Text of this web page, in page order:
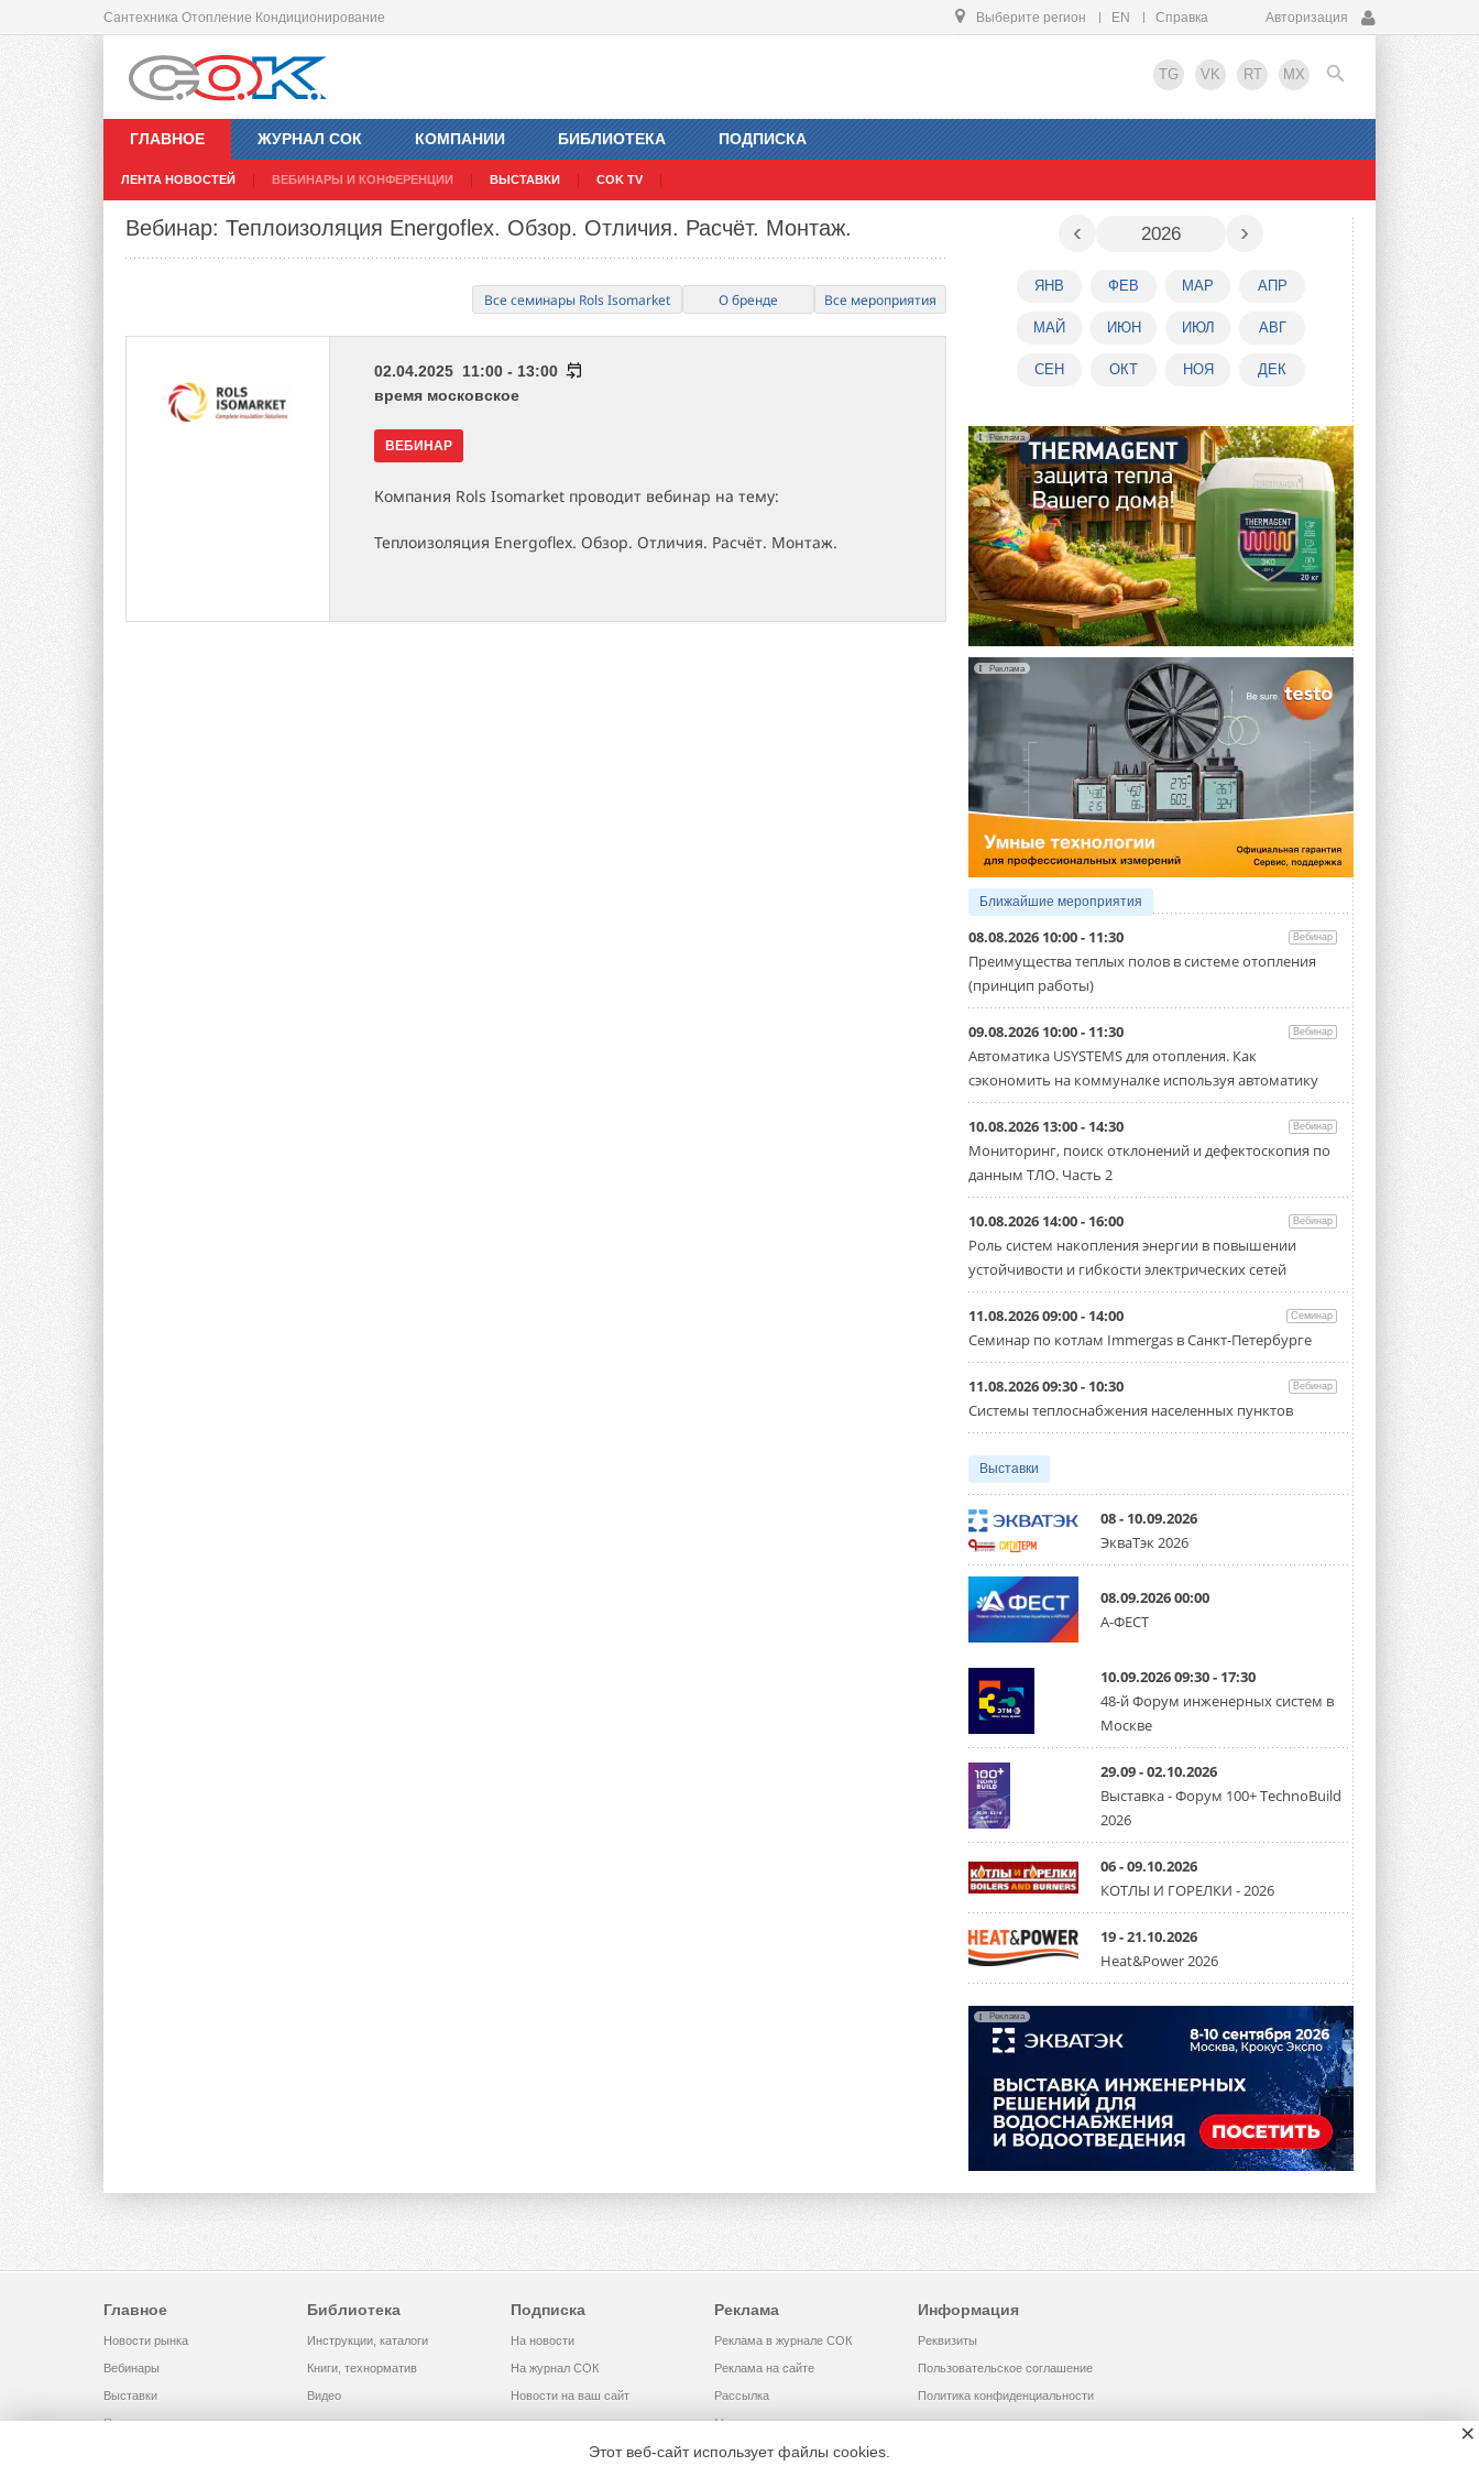
Сантехника Отопление Кондиционирование Выберите регион EN Справка Авторизация
TG VK RT MX
ГЛАВНОЕ
ЛЕНТА НОВОСТЕЙ ВЕБИНАРЫ И КОНФЕРЕНЦИИ ВЫСТАВКИ COK TV
ЖУРНАЛ СОК КОМПАНИИ БИБЛИОТЕКА ПОДПИСКА
EN
Вебинар: Теплоизоляция Energoflex. Обзор. Отличия. Расчёт. Монтаж.
Все семинары Rols Isomarket О бренде Все мероприятия
02.04.2025 11:00 - 13:00
время московское
ВЕБИНАР
Компания Rols Isomarket проводит вебинар на тему:
Теплоизоляция Energoflex. Обзор. Отличия. Расчёт. Монтаж.
‹ 2026 ›
ЯНВ ФЕВ МАР АПР
МАЙ ИЮН ИЮЛ АВГ
СЕН ОКТ НОЯ ДЕК
Реклама
Реклама
Ближайшие мероприятия
08.08.2026 10:00 - 11:30 Вебинар
Преимущества теплых полов в системе отопления
(принцип работы)
09.08.2026 10:00 - 11:30 Вебинар
Автоматика USYSTEMS для отопления. Как
сэкономить на коммуналке используя автоматику
10.08.2026 13:00 - 14:30 Вебинар
Мониторинг, поиск отклонений и дефектоскопия по
данным ТЛО. Часть 2
10.08.2026 14:00 - 16:00 Вебинар
Роль систем накопления энергии в повышении
устойчивости и гибкости электрических сетей
11.08.2026 09:00 - 14:00 Семинар
Семинар по котлам Immergas в Санкт-Петербурге
11.08.2026 09:30 - 10:30 Вебинар
Системы теплоснабжения населенных пунктов
Выставки
08 - 10.09.2026
ЭкваТэк 2026
08.09.2026 00:00
А-ФЕСТ
10.09.2026 09:30 - 17:30
48-й Форум инженерных систем в
Москве
29.09 - 02.10.2026
Выставка - Форум 100+ TechnoBuild
2026
06 - 09.10.2026
КОТЛЫ И ГОРЕЛКИ - 2026
19 - 21.10.2026
Heat&Power 2026
Реклама
Главное
Новости рынка
Вебинары
Выставки
Помощь
Библиотека
Инструкции, каталоги
Книги, технорматив
Видео
Подписка
На новости
На журнал СОК
Новости на ваш сайт
Реклама
Реклама в журнале СОК
Реклама на сайте
Рассылка
Медиакит
Информация
Реквизиты
Пользовательское соглашение
Политика конфиденциальности
Этот веб-сайт использует файлы cookies.
×